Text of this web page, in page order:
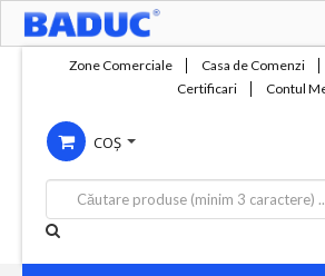
Compania
Servicii
Productie
Contact
Zone Comerciale Casa de Comenzi
Certificari
Contul
COȘ